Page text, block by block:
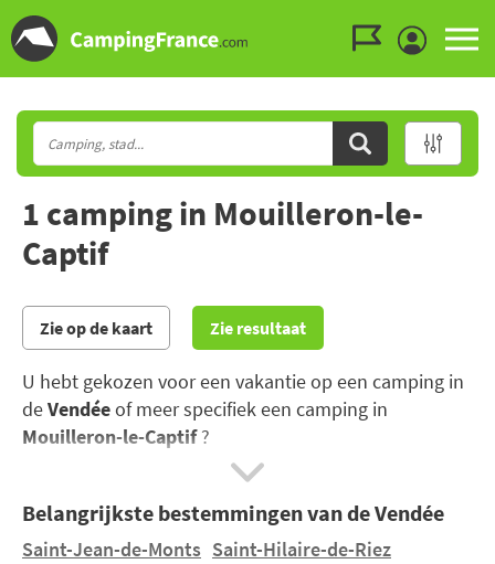
1 camping in Mouilleron-le-
Captif
Zie op de kaart Zie resultaat
U hebt gekozen voor een vakantie op een camping in
deVendéeof meer specifiek een camping in
Mouilleron-le-Captif?
de wateractiviteiten die u er kunt beoefenen en de
gastronomische specialiteiten die u kunt proeven.
Belangrijkste bestemmingen van de Vendée
Saint-Jean-de-Monts Saint-Hilaire-de-Riez